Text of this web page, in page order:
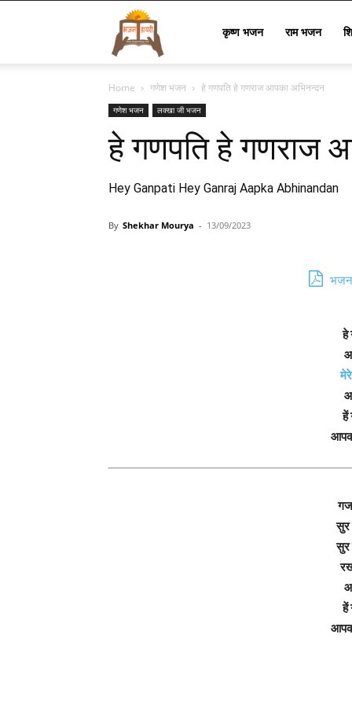
Lyrics
कृष्ण भजन राम भजन
Home गणेश भजन हे गणपति हे गणराज आपका अभिनन्दन
गणेश भजन लक्खा जी भजन
हे गणपति हे गणराज
Hey Ganpati Hey Ganraj Aapka Abhinandan
By Shekhar Mourya - 13/09/2023
भजन
हे
हें
सुर
सुर
हें